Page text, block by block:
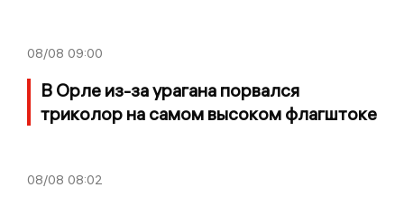
08/08 09:00
В Орле из-за урагана порвался
триколор на самом высоком флагштоке
08/08 08:02